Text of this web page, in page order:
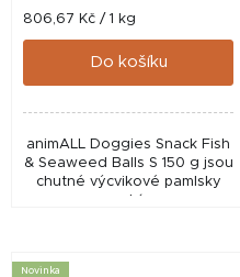
Měrná
cena:
806,67 Kč / 1 kg
Do košíku
animALL Doggies Snack Fish
& Seaweed Balls S 150 g jsou
chutné výcvikové pamlsky
pro psy s rybím masem,
Novinka